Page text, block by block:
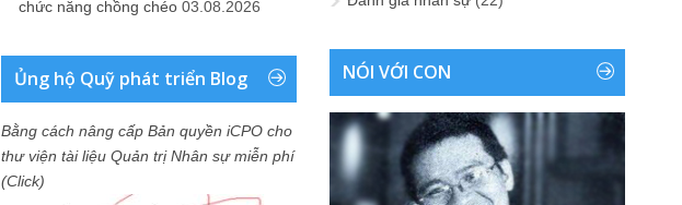
chức năng chồng chéo 03.08.2026
Ủng hộ Quỹ phát triển Blog
Bằng cách nâng cấp Bản quyền iCPO cho
thư viện tài liệu Quản trị Nhân sự miễn phí
(Click)
NÓI VỚI CON